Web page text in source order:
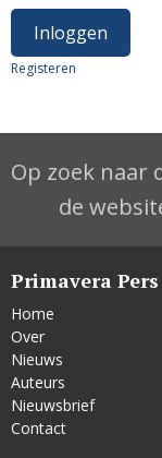
Registeren
Op zoek naar
de
Primavera Pers
Home
Over
Nieuws
Auteurs
Nieuwsbrief
Contact